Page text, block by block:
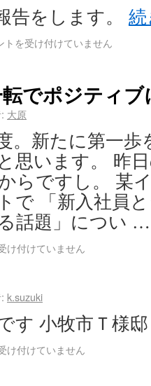
告をします。
トを受け付けていません
でポジティブ
大原
。新たに第一
思います。 昨
らですし。 某
で 「新入社員
話題」につい
け付けていません
k.suzuki
す 小牧市Ｔ様
け付けていません